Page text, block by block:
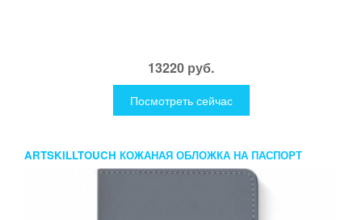
13220 руб.
Посмотреть сейчас
ARTSKILLTOUCH КОЖАНАЯ ОБЛОЖКА НА ПАСПОРТ